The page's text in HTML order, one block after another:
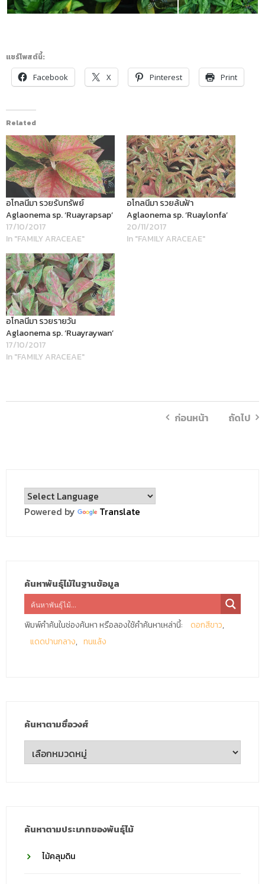
แชร์โพสต์นี้:
Facebook
X Pinterest Print
Related
อโกลนีมา รวยรับทรัพย์
Aglaonema sp. ‘Ruayrapsap’
17/10/2017
In "FAMILY ARACEAE"
อโกลนีมา รวยล้นฟ้า
Aglaonema sp. ‘Ruaylonfa’
20/11/2017
In "FAMILY ARACEAE"
อโกลนีมา รวยรายวัน
Aglaonema sp. ‘Ruayraywan’
17/10/2017
In "FAMILY ARACEAE"
ก่อนหน้า ถัดไป
Powered by Translate
ค้นหาพันธุ์ไม้ในฐานข้อมูล
พิมพ์คำค้นในช่องค้นหา หรือลองใช้คำค้นหาเหล่านี้:
ดอกสีขาว
แดดปานกลาง
ทนแล้ง
ค้นหาตามชื่อวงศ์
ค้นหา
ตาม
ค้นหาตามประเภทของพันธุ์ไม้
ไม้คลุมดิน